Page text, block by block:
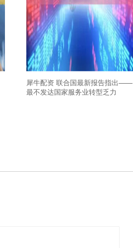
犀牛配资 联合国最新报告指出——
最不发达国家服务业转型乏力